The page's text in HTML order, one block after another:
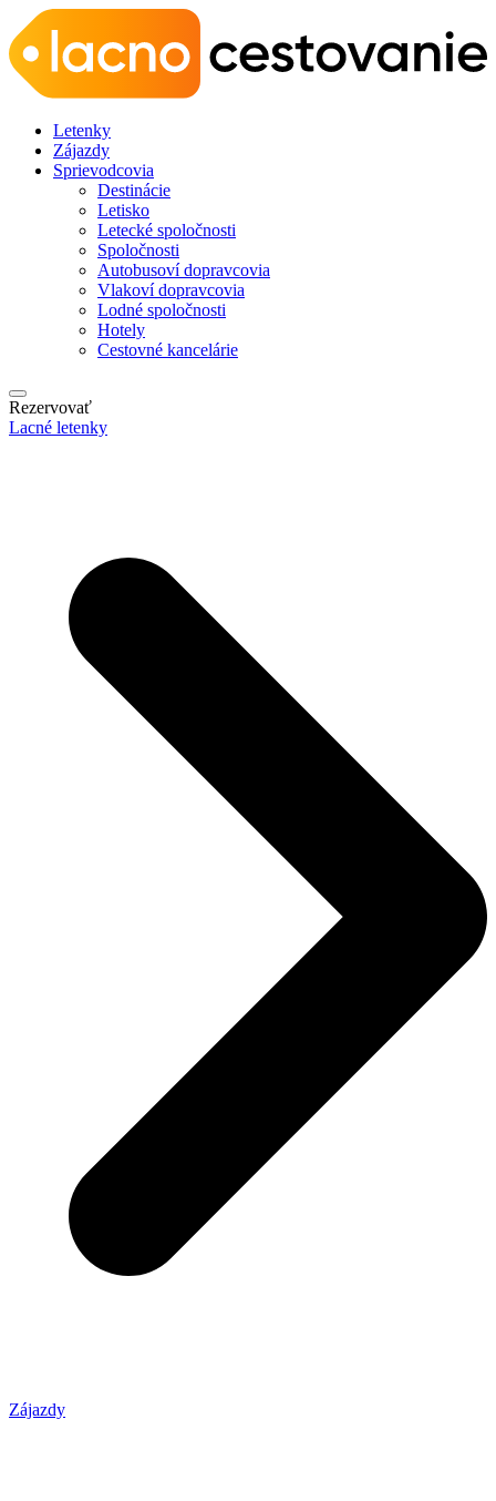
Letenky
Zájazdy
Sprievodcovia
Destinácie
Letisko
Letecké spoločnosti
Spoločnosti
Autobusoví dopravcovia
Vlakoví dopravcovia
Lodné spoločnosti
Hotely
Cestovné kancelárie
Rezervovať
Lacné letenky
Zájazdy